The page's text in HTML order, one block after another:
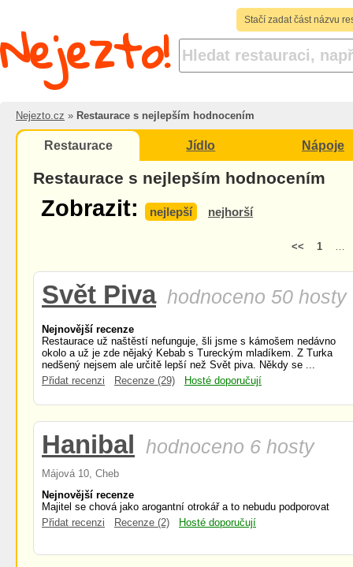
Stačí zadat část názvu
Nejezto!
Nejezto.cz » Restaurace s nejlepším hodnocením
Restaurace Jídlo Nápoje
Restaurace s nejlepším hodnocením
Zobrazit: nejlepší nejhorší
<< 1 …
Svět Piva hodnoceno 50 hosty
Nejnovější recenze
Restaurace už naštěstí nefunguje, šli jsme s kámošem nedávno
okolo a už je zde nějaký Kebab s Tureckým mladíkem. Z Turka
nedšený nejsem ale určitě lepší než Svět piva. Někdy se ...
Přidat recenzi
Recenze (29) Hosté doporučují
Hanibal hodnoceno 6 hosty
Májová 10, Cheb
Nejnovější recenze
Majitel se chová jako arogantní otrokář a to nebudu podporovat
Přidat recenzi
Recenze (2) Hosté doporučují